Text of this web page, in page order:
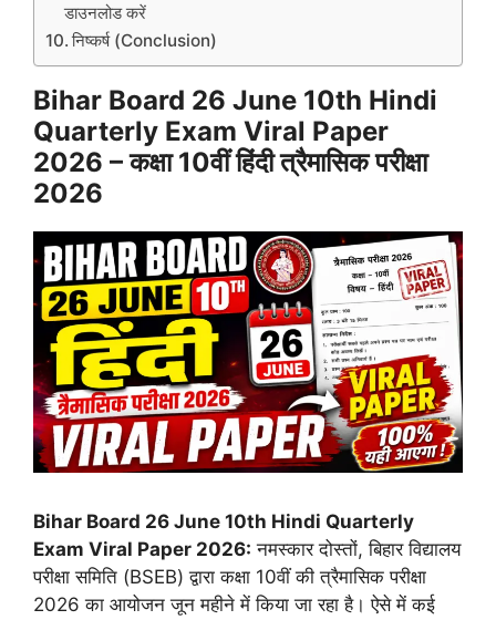
डाउनलोड करें
निष्कर्ष (Conclusion)
Bihar Board 26 June 10th Hindi
Quarterly Exam Viral Paper
2026 – कक्षा 10वीं हिंदी त्रैमासिक परीक्षा
2026
Bihar Board 26 June 10th Hindi Quarterly
Exam Viral Paper 2026: नमस्कार दोस्तों, बिहार विद्यालय
परीक्षा समिति (BSEB) द्वारा कक्षा 10वीं की त्रैमासिक परीक्षा
2026 का आयोजन जून महीने में किया जा रहा है। ऐसे में कई